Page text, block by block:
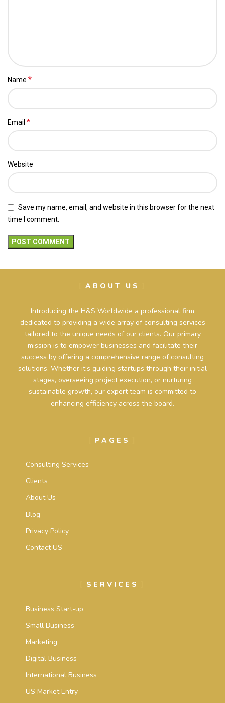
Name *
Email *
Website
Save my name, email, and website in this browser for the next
time I comment.
ABOUT US
Introducing the H&S Worldwide a professional firm
dedicated to providing a wide array of consulting services
tailored to the unique needs of our clients. Our primary
mission is to empower businesses and facilitate their
success by offering a comprehensive range of consulting
solutions. Whether it’s guiding startups through their initial
stages, overseeing project execution, or nurturing
sustainable growth, our expert team is committed to
enhancing efficiency across the board.
PAGES
Consulting Services
Clients
About Us
Blog
Privacy Policy
Contact US
SERVICES
Business Start-up
Small Business
Marketing
Digital Business
International Business
US Market Entry